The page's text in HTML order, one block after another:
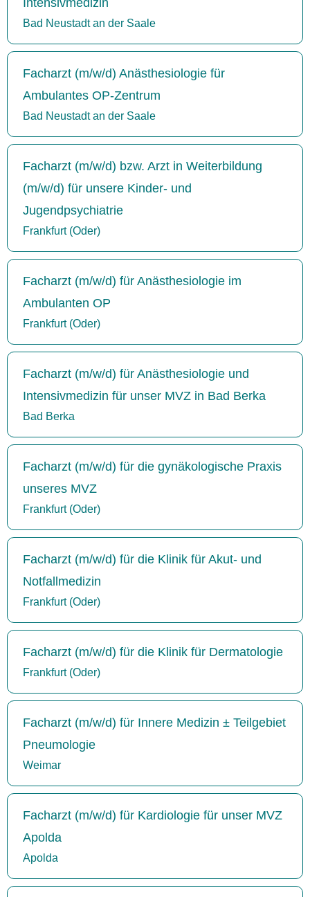
Bad Neustadt an der Saale
Facharzt (m/w/d) Anästhesiologie für
Ambulantes OP-Zentrum
Bad Neustadt an der Saale
Facharzt (m/w/d) bzw. Arzt in Weiterbildung
(m/w/d) für unsere Kinder- und
Jugendpsychiatrie
Frankfurt (Oder)
Facharzt (m/w/d) für Anästhesiologie im
Ambulanten OP
Frankfurt (Oder)
Facharzt (m/w/d) für Anästhesiologie und
Intensivmedizin für unser MVZ in Bad Berka
Bad Berka
Facharzt (m/w/d) für die gynäkologische Praxis
unseres MVZ
Frankfurt (Oder)
Facharzt (m/w/d) für die Klinik für Akut- und
Notfallmedizin
Frankfurt (Oder)
Facharzt (m/w/d) für die Klinik für Dermatologie
Frankfurt (Oder)
Facharzt (m/w/d) für Innere Medizin ± Teilgebiet
Pneumologie
Weimar
Facharzt (m/w/d) für Kardiologie für unser MVZ
Apolda
Apolda